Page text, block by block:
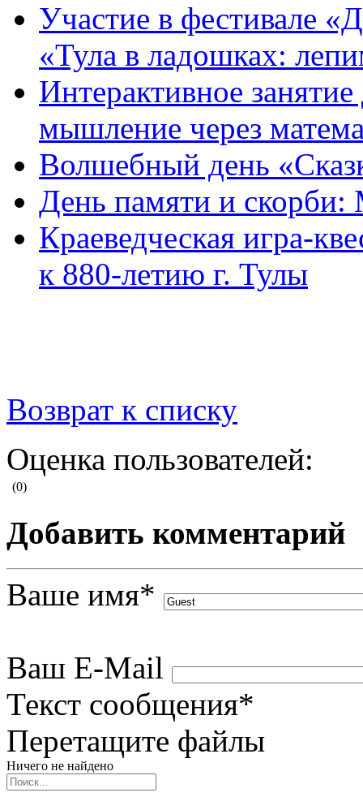
Участие в фестивале
«Тула в ладошках:
Интерактивное
мышление через
Волшебный день
День памяти и
Краеведческая игра-
к 880-летию г. Тулы
Возврат к списку
Оценка пользователей:
(0)
Добавить комментарий
Ваше имя*
Ваш E-Mail
Текст сообщения*
Перетащите файлы
Ничего не найдено